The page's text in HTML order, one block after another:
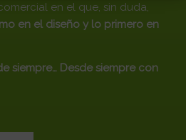
en el que, sin duda,
en el diseño y lo primero en
siempre… Desde siempre con